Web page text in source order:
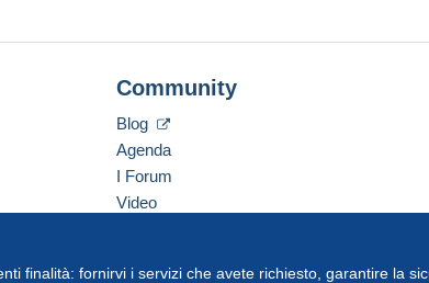
finalità: fornirvi i servizi che avete richiesto, garantire la
Community
Blog
Agenda
I Forum
Video